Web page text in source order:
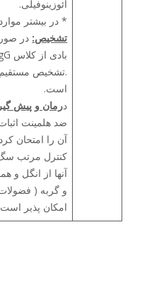
ائوزینوفیلی.
* در بیشتر
تشخیص: در
.تشخیص مستقیم
است.
درمان و پیش
ضد هلمینت
آن را امتحان
کنترل مرتب سگ
آنها از انگل و
و گربه (
امکان پذیر